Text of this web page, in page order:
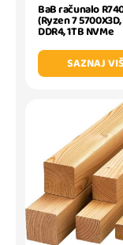
BaB računalo
(Ryzen 7
DDR4, 1TB NVMe
SAZNAJ